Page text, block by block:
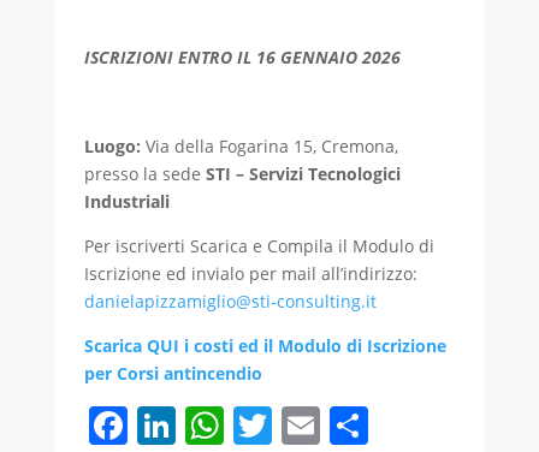
ISCRIZIONI ENTRO IL 16 GENNAIO 2026
Luogo: Via della Fogarina 15, Cremona,
presso la sede STI – Servizi Tecnologici
Industriali
Per iscriverti Scarica e Compila il Modulo di
Iscrizione ed invialo per mail all’indirizzo:
danielapizzamiglio@sti-consulting.it
Scarica QUI i costi ed il Modulo di Iscrizione
per Corsi antincendio
F Li W T E C